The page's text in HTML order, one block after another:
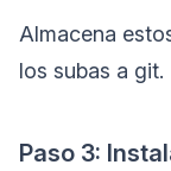
Almacena
los subas a git.
Paso 3: